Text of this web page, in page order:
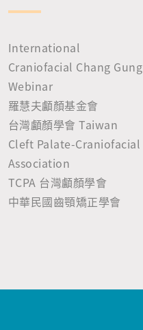
International
Craniofacial Chang Gung
Webinar
羅慧夫顱顏基金會
台灣顱顏學會 Taiwan
Cleft Palate-Craniofacial
Association
TCPA 台灣顱顏學會
中華民國齒顎矯正學會